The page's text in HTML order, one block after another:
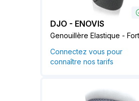
DJO - ENOVIS
Genouillère Elastique -
Connectez vous pour
connaître nos tarifs